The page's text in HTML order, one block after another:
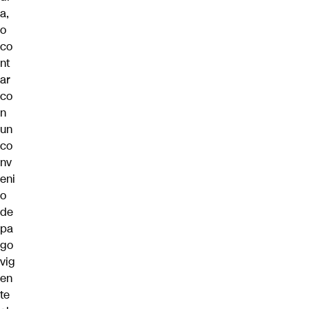
a,
o
co
nt
ar
co
n
un
co
nv
eni
o
de
pa
go
vig
en
te